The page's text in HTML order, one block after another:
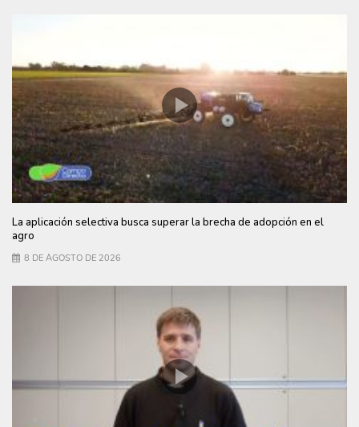
La aplicación selectiva busca superar la brecha de adopción en el
agro
8 DE AGOSTO DE 2026